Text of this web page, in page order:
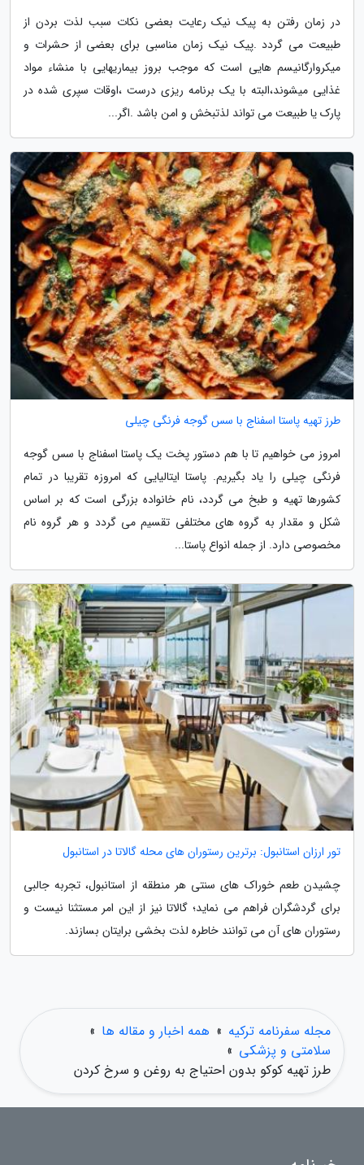
در زمان رفتن به پیک نیک رعایت بعضی نکات سبب لذت بردن از
طبیعت می گردد .پیک نیک زمان مناسبی برای بعضی از حشرات و
میکروارگانیسم هایی است که موجب بروز بیماریهایی با منشاء مواد
غذایی میشوند،البته با یک برنامه ریزی درست ،اوقات سپری شده در
پارک یا طبیعت می تواند لذتبخش و امن باشد .اگر...
طرز تهیه پاستا اسفناج با سس گوجه فرنگی چیلی
امروز می خواهیم تا با هم دستور پخت یک پاستا اسفناج با سس گوجه
فرنگی چیلی را یاد بگیریم. پاستا ایتالیایی که امروزه تقریبا در تمام
کشورها تهیه و طبخ می گردد، نام خانواده بزرگی است که بر اساس
شکل و مقدار به گروه های مختلفی تقسیم می گردد و هر گروه نام
مخصوصی دارد. از جمله انواع پاستا...
تور ارزان استانبول: برترین رستوران های محله گالاتا در استانبول
چشیدن طعم خوراک های سنتی هر منطقه از استانبول، تجربه جالبی
برای گردشگران فراهم می نماید؛ گالاتا نیز از این امر مستثنا نیست و
رستوران های آن می توانند خاطره لذت بخشی برایتان بسازند.
مجله سفرنامه ترکیه » همه اخبار و مقاله ها »
سلامتی و پزشکی »
طرز تهیه کوکو بدون احتیاج به روغن و سرخ کردن